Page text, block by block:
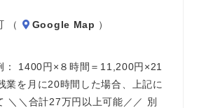
（
Google Map ）
： 1400円×８時間＝11,200円×21
業を月に20時間した場合、上記に
＼＼合計27万円以上可能／／ 別